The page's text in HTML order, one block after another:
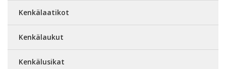
Kenkälaatikot
Kenkälaukut
Kenkälusikat